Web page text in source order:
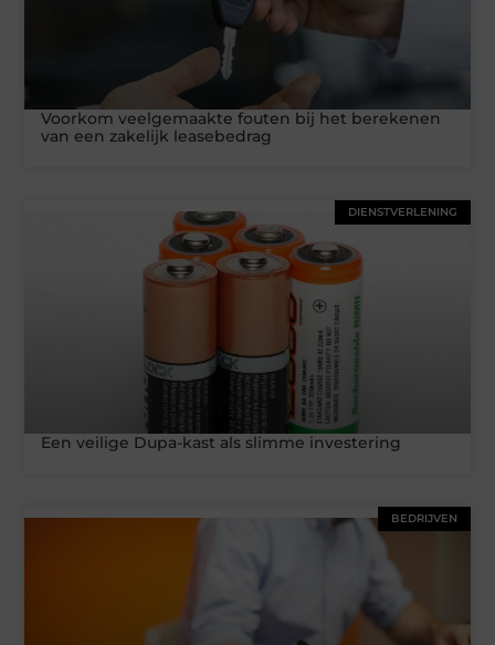
Voorkom veelgemaakte fouten bij het berekenen
van een zakelijk leasebedrag
DIENSTVERLENING
Een veilige Dupa-kast als slimme investering
BEDRIJVEN